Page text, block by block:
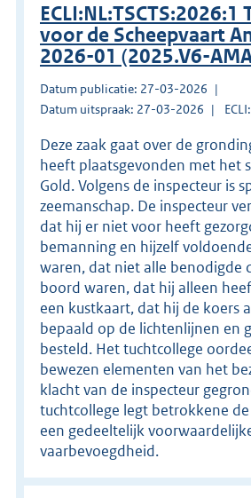
voor de Scheepvaart
2026-01 (2025.V6-
Datum publicatie: 27-03-2026
Datum uitspraak: 27-03-2026
Deze zaak gaat over de
heeft plaatsgevonden met het
Gold. Volgens de inspecteur is
zeemanschap. De inspecteur
dat hij er niet voor heeft
bemanning en hijzelf
waren, dat niet alle benodigde
boord waren, dat hij alleen
een kustkaart, dat hij de koers
bepaald op de lichtenlijnen en
besteld. Het tuchtcollege
bewezen elementen van het
klacht van de inspecteur
tuchtcollege legt betrokkene
een gedeeltelijk
vaarbevoegdheid.